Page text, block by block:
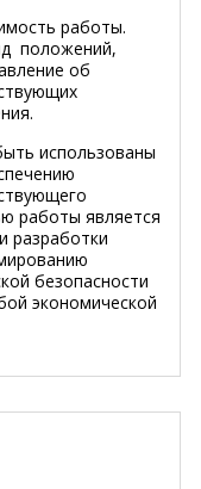
работы.
положений,
об
использованы
работы является
разработки
безопасности
экономической